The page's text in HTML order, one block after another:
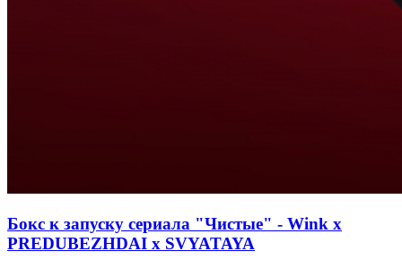
Бокс к запуску сериала "Чистые" - Wink х
PREDUBEZHDAI х SVYATAYA